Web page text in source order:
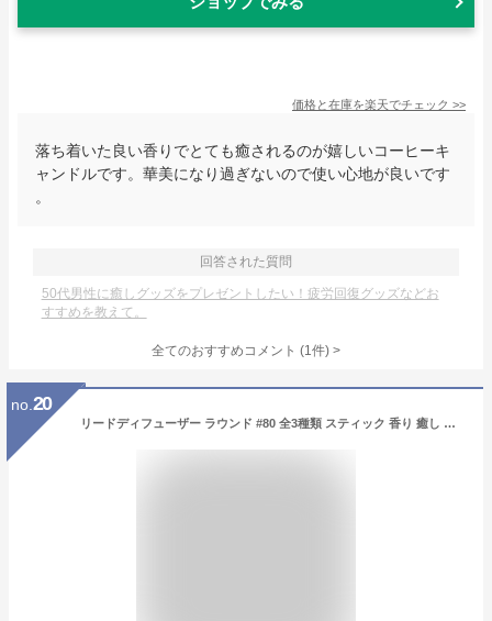
価格と在庫を楽天でチェック >>
落ち着いた良い香りでとても癒されるのが嬉しいコーヒーキ
ャンドルです。華美になり過ぎないので使い心地が良いです
。
回答された質問
50代男性に癒しグッズをプレゼントしたい！疲労回復グッズなどお
すすめを教えて。
全てのおすすめコメント (1件) >
no. 20
リードディフューザー ラウンド #80 全3種類 スティック 香り 癒し 上品 高級感 北欧 長持ち 可愛い かわいい おしゃれ 部屋 寝室 玄関 リビング オフィス 会社 サロン 芳香剤 女性 男性 母の日 父の日 クリスマス ギフト プレゼント アロマディフューザー